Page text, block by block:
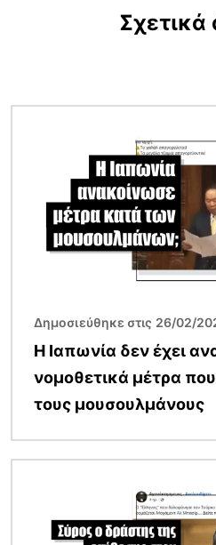
Σχετικά
Δημοσιεύθηκε στις 26/02/
Η Ιαπωνία δεν έχει
νομοθετικά μέτρα
τους μουσουλμάνους